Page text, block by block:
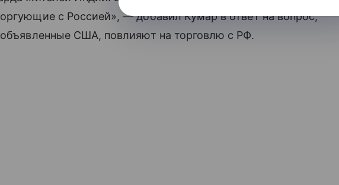
с Россией», — добавил Кумар в ответ на вопрос,
США, повлияют на торговлю с РФ.